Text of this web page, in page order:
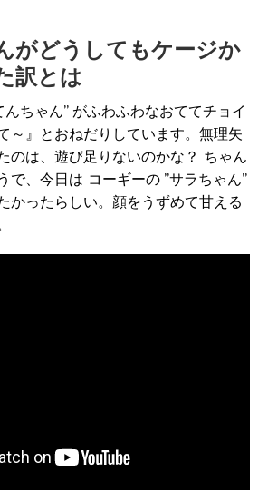
がどうしてもケージか
訳とは
ちゃん” がふわふわなおててチョイ
～』とおねだりしています。無理矢
のは、遊び足りないのかな？ ちゃん
で、今日は コーギーの ”サラちゃん”
かったらしい。顔をうずめて甘える